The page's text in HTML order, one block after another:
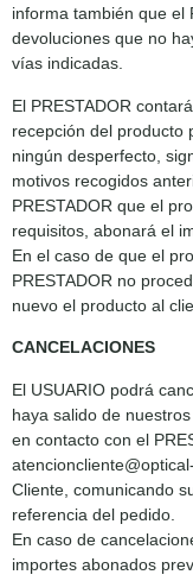
informa también que el
devoluciones que no
vías indicadas.
El PRESTADOR
recepción del producto
ningún desperfecto,
motivos recogidos
PRESTADOR que el
requisitos, abonará el
En el caso de que el
PRESTADOR no
nuevo el producto al
CANCELACIONES
El USUARIO podrá
haya salido de
en contacto con el
Cliente, comunicando
referencia del pedido.
En caso de
importes abonados